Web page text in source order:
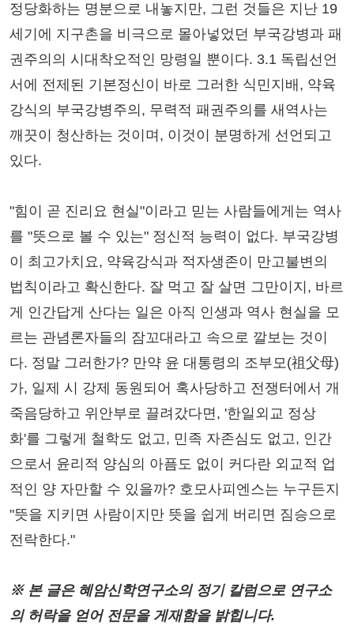
정당화하는 명분으로 내놓지만, 그런 것들은 지난 19
세기에 지구촌을 비극으로 몰아넣었던 부국강병과 패
권주의의 시대착오적인 망령일 뿐이다. 3.1 독립선언
서에 전제된 기본정신이 바로 그러한 식민지배, 약육
강식의 부국강병주의, 무력적 패권주의를 새역사는
깨끗이 청산하는 것이며, 이것이 분명하게 선언되고
있다.
"힘이 곧 진리요 현실"이라고 믿는 사람들에게는 역사
를 "뜻으로 볼 수 있는" 정신적 능력이 없다. 부국강병
이 최고가치요, 약육강식과 적자생존이 만고불변의
법칙이라고 확신한다. 잘 먹고 잘 살면 그만이지, 바르
게 인간답게 산다는 일은 아직 인생과 역사 현실을 모
르는 관념론자들의 잠꼬대라고 속으로 깔보는 것이
다. 정말 그러한가? 만약 윤 대통령의 조부모(祖父母)
가, 일제 시 강제 동원되어 혹사당하고 전쟁터에서 개
죽음당하고 위안부로 끌려갔다면, '한일외교 정상
화'를 그렇게 철학도 없고, 민족 자존심도 없고, 인간
으로서 윤리적 양심의 아픔도 없이 커다란 외교적 업
적인 양 자만할 수 있을까? 호모사피엔스는 누구든지
"뜻을 지키면 사람이지만 뜻을 쉽게 버리면 짐승으로
전락한다."
※ 본 글은 혜암신학연구소의 정기 칼럼으로 연구소
의 허락을 얻어 전문을 게재함을 밝힙니다.